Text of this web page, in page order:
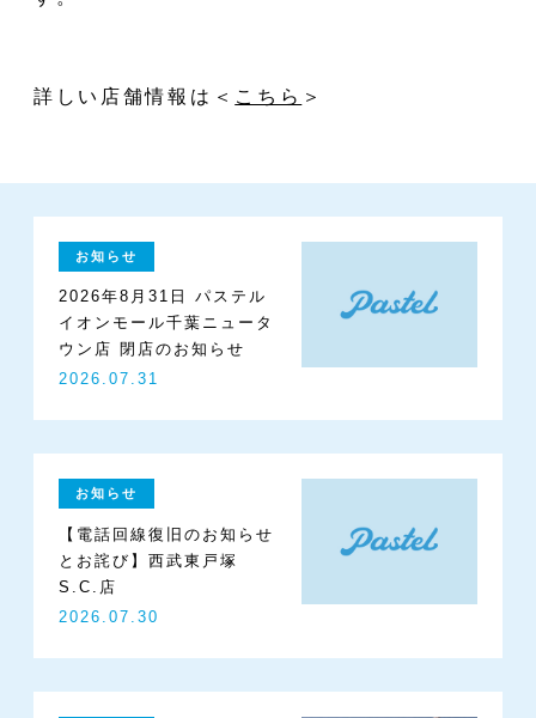
SHOP
NEWS
詳しい店舗情報は＜ こちら ＞
お知らせ
2026年8月31日 パステル
イオンモール千葉ニュータ
ウン店 閉店のお知らせ
2026.07.31
お知らせ
【電話回線復旧のお知らせ
とお詫び】西武東戸塚
S.C.店
2026.07.30